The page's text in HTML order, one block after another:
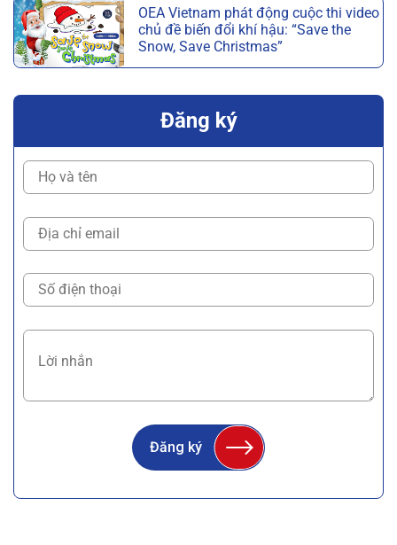
OEA Vietnam phát động cuộc thi video
chủ đề biến đổi khí hậu: “Save the
Snow, Save Christmas”
Đăng ký
Đăng ký